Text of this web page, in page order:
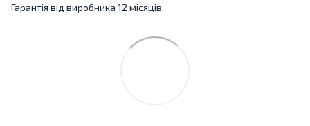
Гарантія від виробника 12 місяців.